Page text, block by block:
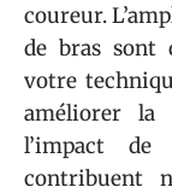
coureur.
de bras sont
votre
améliorer
l’impact de
contribuent